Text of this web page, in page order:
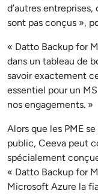
d’autres
sont pas conçus »,
« Datto Backup for
dans un tableau de
savoir exactement
essentiel pour un
nos engagements. »
Alors que les PME
public, Ceeva peut
spécialement
« Datto Backup for
Microsoft Azure la